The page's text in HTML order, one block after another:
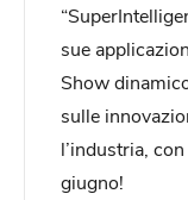
sue
Show
sulle
l’industria,
giugno!